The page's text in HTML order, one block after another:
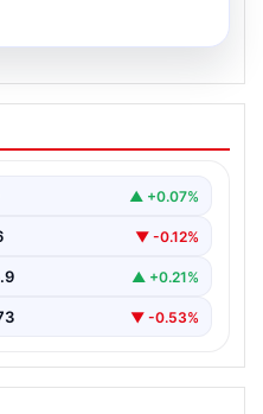
Gelen
Anıtkabir
Abuzer ve Zeynep
▲ +0.07%
▼ -0.12%
▲ +0.21%
▼ -0.53%